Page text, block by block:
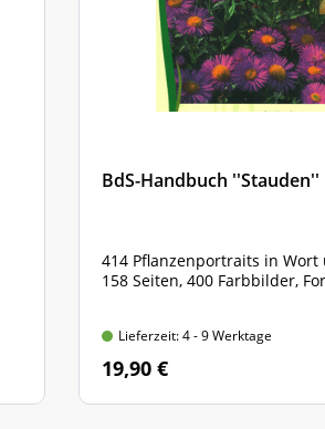
BdS-Handbuch ''Stauden''
414 Pflanzenportraits in Wort
158 Seiten, 400 Farbbilder,
Lieferzeit: 4 - 9 Werktage
19,90 €